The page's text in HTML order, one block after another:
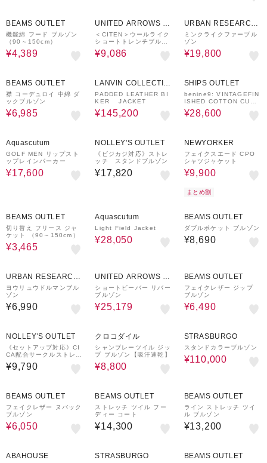
BEAMS OUTLET
機能綿 フード ブルゾン
（90～150cm）
¥4,389
UNITED ARROWS O
UTLET
＜CITEN＞ウールライク
ショートトレンチブルゾ
ン
¥9,086
URBAN RESEARCH
ware house
ミンクライクファーブル
ゾン
¥19,800
BEAMS OUTLET
襟 コーデュロイ 中綿 ダ
ックブルゾン
¥6,985
LANVIN COLLECTIO
N
PADDED LEATHER BI
KER JACKET
¥145,200
SHIPS OUTLET
benine9: VINTAGEFIN
ISHED COTTON CUPR
A SAFARI JACKET
¥28,600
Aquascutum
GOLF MEN リップスト
ップレインパーカー
¥17,600
NOLLEY'S OUTLET
《ビジカジ対応》ストレ
ッチ スタンドブルゾン
¥17,820
NEWYORKER
フェイクスエード CPO
シャツジャケット
¥9,900
まとめ割
BEAMS OUTLET
切り替え フリース ジャ
ケット （90～150cm）
¥3,465
Aquascutum
Light Field Jacket
¥28,050
BEAMS OUTLET
ダブルポケット ブルゾン
¥8,690
URBAN RESEARCH
ware house
ヨウリュウドルマンブル
ゾン
¥6,990
UNITED ARROWS O
UTLET
ショートビーバー リバー
ブルゾン
¥25,179
BEAMS OUTLET
フェイクレザー ジップ
ブルゾン
¥6,490
NOLLEY'S OUTLET
《セットアップ対応》CI
CA配合サークルストレッ
チパーカー
¥9,790
クロコダイル
シャンブレーツイル ジッ
プ ブルゾン【吸汗速乾】
¥8,800
STRASBURGO
スタンドカラーブルゾン
¥110,000
BEAMS OUTLET
フェイクレザー ヌバック
ブルゾン
¥6,050
BEAMS OUTLET
ストレッチ ツイル フー
ディー コート
¥14,300
BEAMS OUTLET
ライン ストレッチ ツイ
ル ブルゾン
¥13,200
ABAHOUSE STRASBURGO BEAMS OUTLET